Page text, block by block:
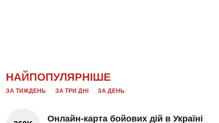
НАЙПОПУЛЯРНІШЕ
ЗА ТИЖДЕНЬ ЗА ТРИ ДНІ ЗА ДЕНЬ
Онлайн-карта бойових дій в Україні